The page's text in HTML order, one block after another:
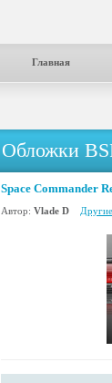
Главная
Обложки
Space Commander
Автор: Vlade D